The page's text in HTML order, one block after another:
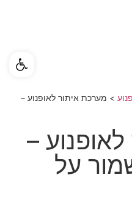
> מערכת איתור לאופנוע –
–
על